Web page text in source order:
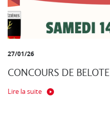
27/01/26
CONCOURS DE BELOTE
Lire la suite